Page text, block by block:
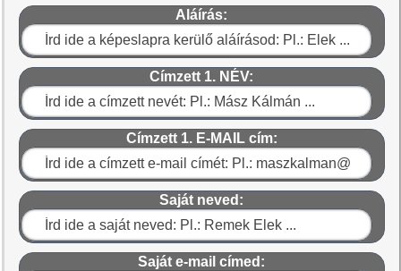
Aláírás:
Címzett 1. NÉV:
Címzett 1. E-MAIL cím:
Saját neved:
Saját e-mail címed: